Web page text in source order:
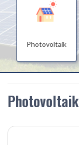
Photovoltaik